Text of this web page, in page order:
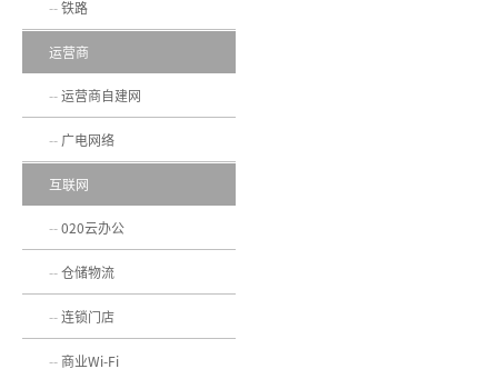
铁路
运营商
运营商自建网
广电网络
互联网
020云办公
仓储物流
连锁门店
商业Wi-Fi